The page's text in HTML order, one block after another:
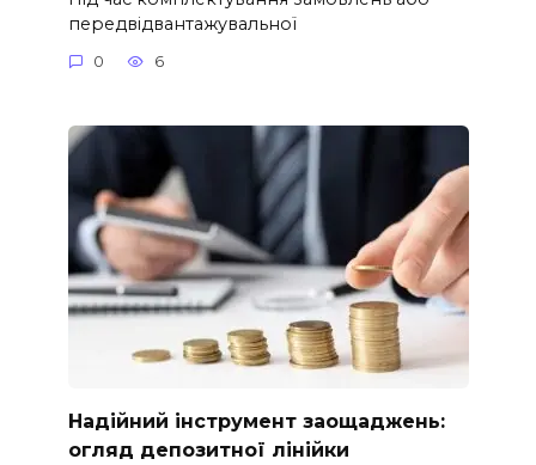
передвідвантажувальної
0 6
Надійний інструмент заощаджень:
огляд депозитної лінійки